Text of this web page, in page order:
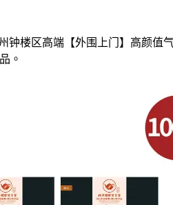
钟楼区高端【外围上门】高颜值
。